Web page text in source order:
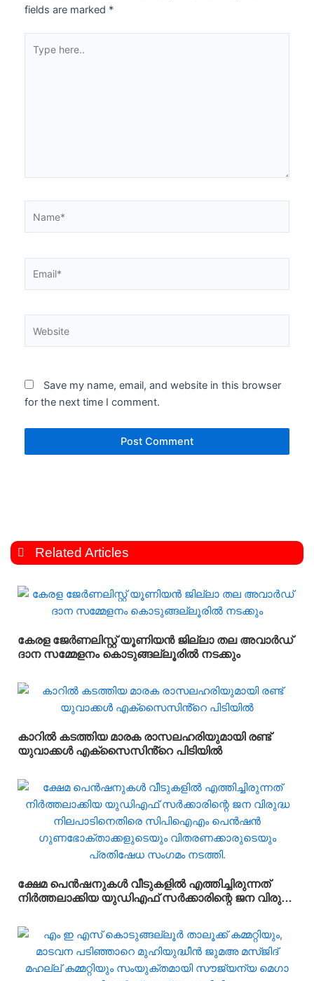
fields are marked *
here..
Save my name, email, and website in this browser
for the next time I comment.
Related Articles
കേരള ജേർണലിസ്റ്റ് യൂണിയൻ ജില്ലാ തല അവാർഡ്
ദാന സമ്മേളനം കൊടുങ്ങല്ലൂരിൽ നടക്കും
കാറിൽ കടത്തിയ മാരക രാസലഹരിയുമായി രണ്ട്
യുവാക്കൾ എക്‌സൈസിൻ്റെ പിടിയിൽ
ക്ഷേമ പെൻഷനുകൾ വീടുകളിൽ എത്തിച്ചിരുന്നത്
നിർത്തലാക്കിയ യുഡിഎഫ് സർക്കാരിന്റെ ജന വിരുദ്ധ
ഗുണഭോക്താക്കളുടെയും വിതരണക്കാരുടെയും
പ്രതിഷേധ സംഗമം നടത്തി.